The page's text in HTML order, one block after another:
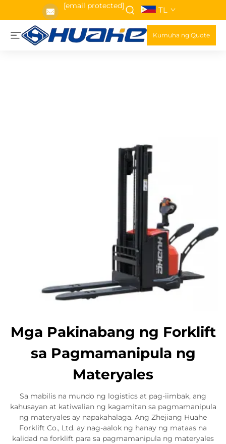
[email protected] TL
Kumuha ng Quote
Mga Pakinabang ng Forklift
sa Pagmamanipula ng
Materyales
Sa mabilis na mundo ng logistics at pag-iimbak, ang
kahusayan at katiwalian ng kagamitan sa pagmamanipula
ng materyales ay napakahalaga. Ang Zhejiang Huahe
Forklift Co., Ltd. ay nag-aalok ng hanay ng mataas na
kalidad na forklift para sa pagmamanipula ng materyales